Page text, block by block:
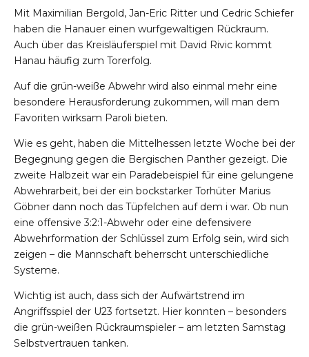
Mit Maximilian Bergold, Jan-Eric Ritter und Cedric Schiefer
haben die Hanauer einen wurfgewaltigen Rückraum.
Auch über das Kreisläuferspiel mit David Rivic kommt
Hanau häufig zum Torerfolg.
Auf die grün-weiße Abwehr wird also einmal mehr eine
besondere Herausforderung zukommen, will man dem
Favoriten wirksam Paroli bieten.
Wie es geht, haben die Mittelhessen letzte Woche bei der
Begegnung gegen die Bergischen Panther gezeigt. Die
zweite Halbzeit war ein Paradebeispiel für eine gelungene
Abwehrarbeit, bei der ein bockstarker Torhüter Marius
Göbner dann noch das Tüpfelchen auf dem i war. Ob nun
eine offensive 3:2:1-Abwehr oder eine defensivere
Abwehrformation der Schlüssel zum Erfolg sein, wird sich
zeigen – die Mannschaft beherrscht unterschiedliche
Systeme.
Wichtig ist auch, dass sich der Aufwärtstrend im
Angriffsspiel der U23 fortsetzt. Hier konnten – besonders
die grün-weißen Rückraumspieler – am letzten Samstag
Selbstvertrauen tanken.